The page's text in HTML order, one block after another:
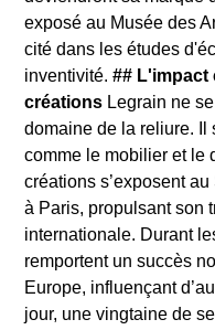
exposé au Musée des
cité dans les études
inventivité.## L'impact
créations Legrain ne
domaine de la reliure. Il
comme le mobilier et le
créations s’exposent
à Paris, propulsant son
internationale. Durant
remportent un succès
Europe, influençant
jour, une vingtaine de